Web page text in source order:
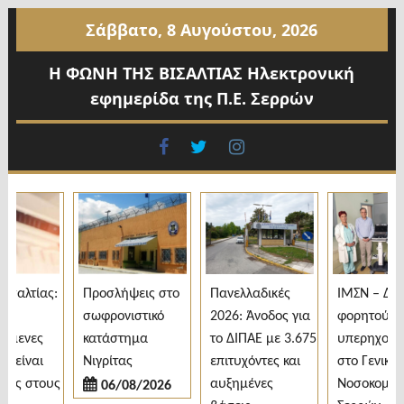
περιεχόμενο
Σάββατο, 8 Αυγούστου, 2026
Η ΦΩΝΗ ΤΗΣ ΒΙΣΑΛΤΙΑΣ Ηλεκτρονική
εφημερίδα της Π.Ε. Σερρών
facebook
twitter
στους
Προσλήψεις στο
σωφρονιστικό
κατάστημα
Νιγρίτας
06/08/2026
Πανελλαδικές
2026: Άνοδος για
το ΔΙΠΑΕ με 3.675
επιτυχόντες και
αυξημένες
ΙΜΣΝ –
φορητού
στο Γενικό
Νοσοκομείο